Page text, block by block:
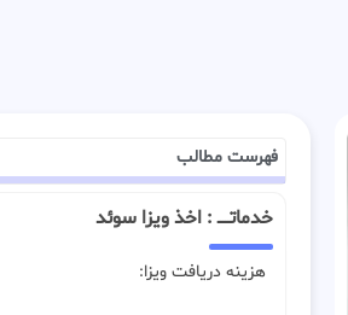
فهرست مطالب
خدماتـــــ : اخذ ویزا سوئد
هزینه دریافت ویزا: